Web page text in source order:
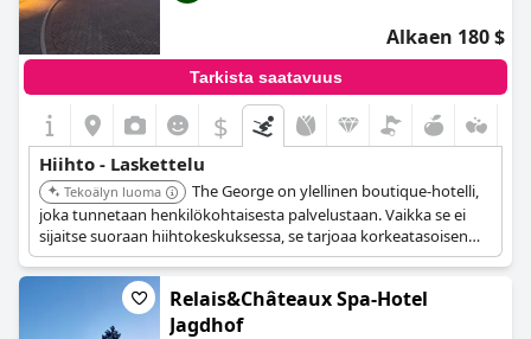
Alkaen 180 $
Tarkista saatavuus
$
Hiihto - Laskettelu
Tekoälyn luoma
The George on ylellinen boutique-hotelli,
joka tunnetaan henkilökohtaisesta palvelustaan. Vaikka se ei
sijaitse suoraan hiihtokeskuksessa, se tarjoaa korkeatasoisen
tukikohdan Christchurchissa päästäkseen eri hiihtoalueille 90
minuutin ajomatkan säteellä, mukaan lukien Mt Hutt, Porters ja
Cheeseman.
Relais&Châteaux Spa-Hotel
Jagdhof